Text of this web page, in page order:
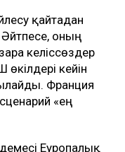
қайтадан
оның
келіссөздер
кейін
Франция
«ең
Еуропалық